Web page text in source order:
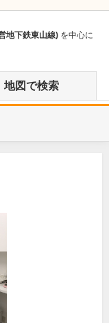
地下鉄東山線) を中心に
地図で検索